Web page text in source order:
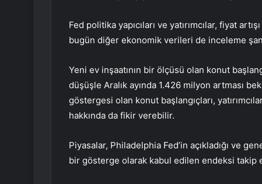
Fed politika yapıcıları ve yatırımcılar, fiyat
bugün diğer ekonomik verileri de inceleme
Yeni ev inşaatının bir ölçüsü olan konut
düşüşle Aralık ayında 1.426 milyon artması
göstergesi olan konut başlangıçları,
hakkında da fikir verebilir.
Piyasalar, Philadelphia Fed’in açıkladığı ve
bir gösterge olarak kabul edilen endeksi takip